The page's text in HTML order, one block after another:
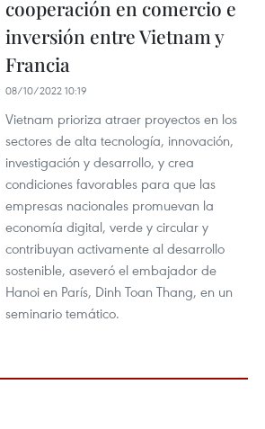
cooperación en comercio e
inversión entre Vietnam y
Francia
08/10/2022 10:19
Vietnam prioriza atraer proyectos en los
sectores de alta tecnología, innovación,
investigación y desarrollo, y crea
condiciones favorables para que las
empresas nacionales promuevan la
economía digital, verde y circular y
contribuyan activamente al desarrollo
sostenible, aseveró el embajador de
Hanoi en París, Dinh Toan Thang, en un
seminario temático.